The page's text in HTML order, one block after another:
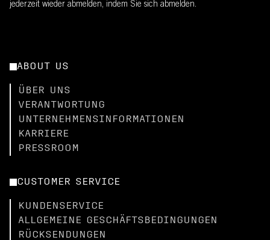
jederzeit wieder abmelden, indem Sie sich abmelden.
ABOUT US
ÜBER UNS
VERANTWORTUNG
UNTERNEHMENSINFORMATIONEN
KARRIERE
PRESSROOM
CUSTOMER SERVICE
KUNDENSERVICE
ALLGEMEINE GESCHÄFTSBEDINGUNGEN
RÜCKSENDUNGEN